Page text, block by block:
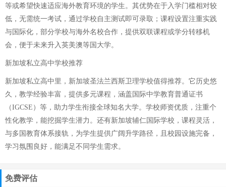
等或希望快速适应海外教育环境的学生。其优势在于入学门槛相对较
低，无需统一考试，通过学校自主测试即可录取；课程设置注重实践
与国际化，部分学校与海外名校合作，提供双联课程或学分转移机
会，便于未来升入英美澳等国大学。
新加坡私立高中学校推荐
新加坡私立高中里，新加坡圣法兰西斯卫理学校值得推荐。它历史悠
久，教学经验丰富，提供多元课程，涵盖国际中学教育普通证书
（IGCSE）等，助力学生衔接全球知名大学。学校师资优质，注重个
性化教学，能挖掘学生潜力。还有新加坡辅仁国际学校，课程灵活，
与多国教育体系接轨，为学生提供广阔升学路径，且校园设施完备，
学习氛围良好，能满足不同学生需求。
免费评估